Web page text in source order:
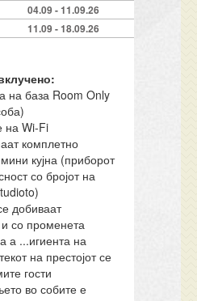
04.09 - 11.09.26
11.09 - 18.09.26
на база Room Only
на Wi-Fi
комплетно
кујна (приборот
со бројот на
добиваат
и со променета
а ...игиента на
на престојот се
гости
во собите е